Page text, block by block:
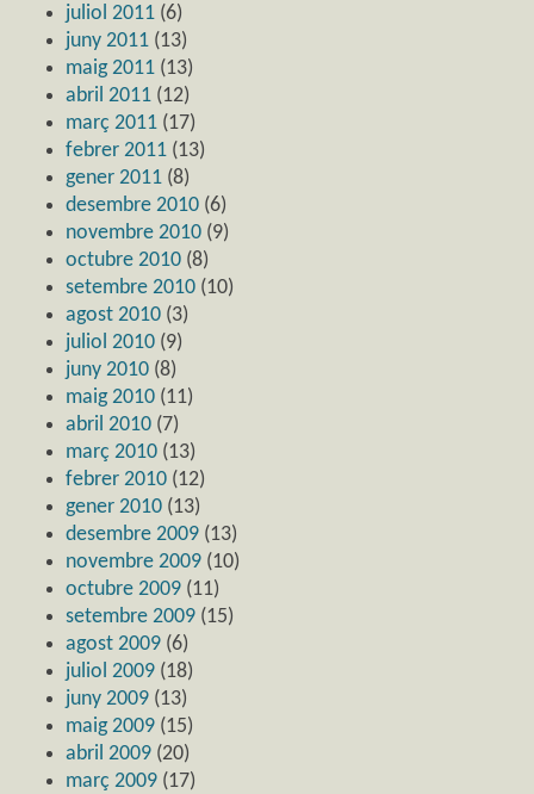
juliol 2011 (6)
juny 2011 (13)
maig 2011 (13)
abril 2011 (12)
març 2011 (17)
febrer 2011 (13)
gener 2011 (8)
desembre 2010 (6)
novembre 2010 (9)
octubre 2010 (8)
setembre 2010 (10)
agost 2010 (3)
juliol 2010 (9)
juny 2010 (8)
maig 2010 (11)
abril 2010 (7)
març 2010 (13)
febrer 2010 (12)
gener 2010 (13)
desembre 2009 (13)
novembre 2009 (10)
octubre 2009 (11)
setembre 2009 (15)
agost 2009 (6)
juliol 2009 (18)
juny 2009 (13)
maig 2009 (15)
abril 2009 (20)
març 2009 (17)